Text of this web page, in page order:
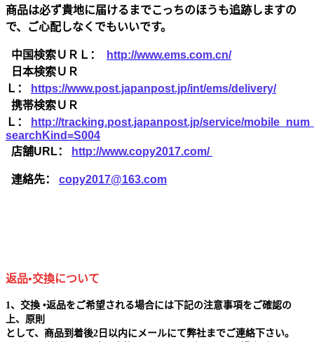
商品は必ず貴地に届けるまでこっちのほうも追跡しますの
で、ご心配しなくでもいいです。
中国検索ＵＲＬ：
http://www.ems.com.cn/
日本検索ＵＲ
Ｌ：
https://www.post.japanpost.jp/int/ems/delivery/
携帯検索ＵＲ
Ｌ：
http://tracking.post.japanpost.jp/service/
searchKind=S004
店舗URL：
http://www.copy2017.com/
連絡先： copy2017@163.com
返品•交換について
1、交換 •返品をご希望される場合には下記の注意事項をご確認の
上、原則
として、商品到着後2日以内にメールにて弊社までご連絡下さい。